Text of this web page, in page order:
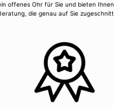
offenes Ohr für Sie und bieten
die genau auf Sie